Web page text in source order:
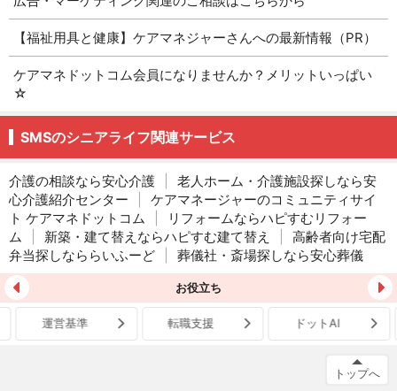
【福祉用具と健康】ケアマネジャーさんへの最新情報（PR）
ケアマネドットコム会員になりませんか？メリットいっぱい
☆
SMSのシニアライフ関連サービス
介護の相談なら安心介護
老人ホーム・介護施設探しなら安
心介護紹介センター
ケアマネージャーのコミュニティサイ
ト ケアマネドットコム
リフォームならハピすむリフォー
ム
新築・建て替えならハピすむ建て替え
高齢者向け宅配
弁当探しなららいふーど
葬儀社・斎場探しなら安心葬儀
お役立ち
運営基準 転職支援 ドットAI
トップへ